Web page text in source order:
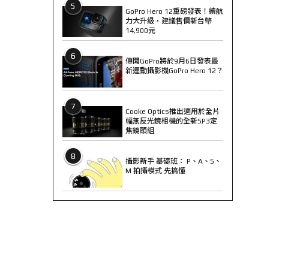
5
GoPro Hero 12重磅發表！續航
力大升級，建議售價新台幣
14,900元
6
傳聞GoPro將於9月6日發表最
新運動攝影機GoPro Hero 12？
7
Cooke Optics推出適用於全片
幅無反光鏡相機的全新SP3定
焦鏡頭組
8
攝影新手 基礎班： P、A、S、
M 拍攝模式 先搞懂